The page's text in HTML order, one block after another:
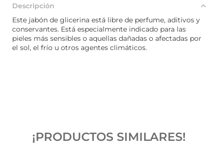
Descripción
Este jabón de glicerina está libre de perfume, aditivos y
conservantes. Está especialmente indicado para las
pieles más sensibles o aquellas dañadas o afectadas por
el sol, el frío u otros agentes climáticos.
¡PRODUCTOS SIMILARES!